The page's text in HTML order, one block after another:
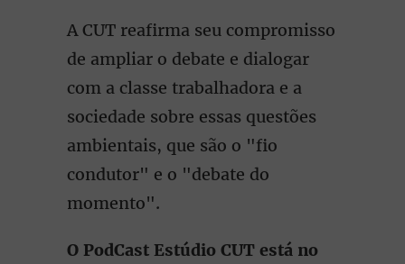
A CUT reafirma seu compromisso
de ampliar o debate e dialogar
com a classe trabalhadora e a
sociedade sobre essas questões
ambientais, que são o "fio
condutor" e o "debate do
momento".
O PodCast Estúdio CUT está no